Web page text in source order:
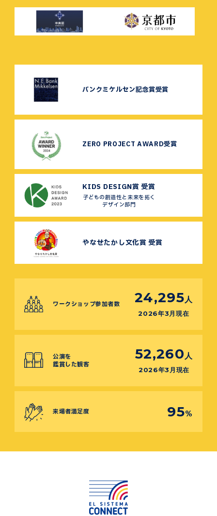
バンクミケルセン記念賞受賞
ZERO PROJECT AWARD受賞
KIDS DESIGN賞 受賞
子どもの創造性と未来を拓く
デザイン部門
やなせたかし文化賞 受賞
ワークショップ参加者数 24,295 人
2026年3月現在
公演を
鑑賞した観客
52,260 人
2026年3月現在
来場者満足度 95%